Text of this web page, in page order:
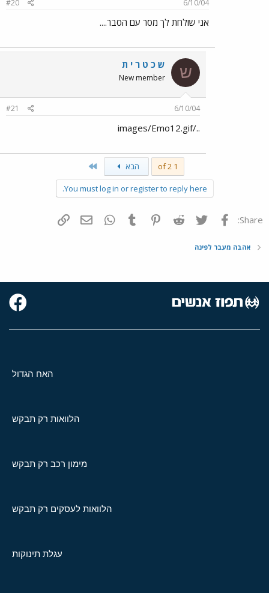
6/10/04
#20
אני שולחת לך מסר עם הסבר....
ש ש כ ט ר י ת
New member
6/10/04
#21
../images/Emo12.gif
1 of 2 הבא
You must log in or register to reply here.
Share: פייסבוק Twitter
Reddit
Pinterest
Tumblr
WhatsAppדואר אלקטרוני
אהבה מעבר לפינה
האח הגדול
הלוואות רק תבקש
מימון רכב רק תבקש
הלוואות לעסקים רק תבקש
עגלת תינוקות